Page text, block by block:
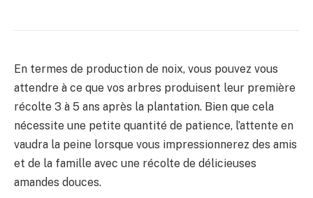
En termes de production de noix, vous pouvez vous
attendre à ce que vos arbres produisent leur première
récolte 3 à 5 ans après la plantation. Bien que cela
nécessite une petite quantité de patience, l’attente en
vaudra la peine lorsque vous impressionnerez des amis
et de la famille avec une récolte de délicieuses
amandes douces.